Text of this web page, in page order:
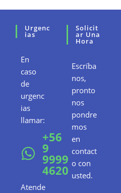
Urgenc
Ias
En
caso
de
urgenc
ias
llamar:
+56
9
9999
4620
Atende
Solicit
Ar Una
Hora
Escríba
nos,
pronto
nos
pondre
mos
en
contact
o con
usted.